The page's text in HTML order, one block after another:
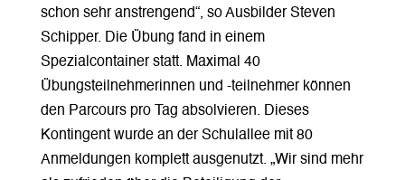
schon sehr anstrengend“, so Ausbilder Steven
Schipper. Die Übung fand in einem
Spezialcontainer statt. Maximal 40
Übungsteilnehmerinnen und -teilnehmer können
den Parcours pro Tag absolvieren. Dieses
Kontingent wurde an der Schulallee mit 80
Anmeldungen komplett ausgenutzt. „Wir sind mehr